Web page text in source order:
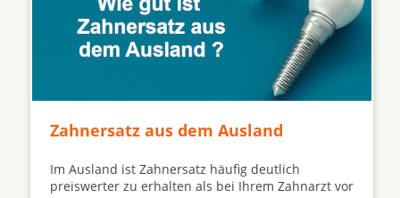
Zahnersatz aus dem Ausland
Im Ausland ist Zahnersatz häufig deutlich
preiswerter zu erhalten als bei Ihrem Zahnarzt vor